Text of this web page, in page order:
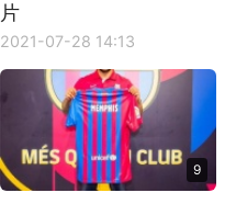
片
2021-07-28 14:13
9